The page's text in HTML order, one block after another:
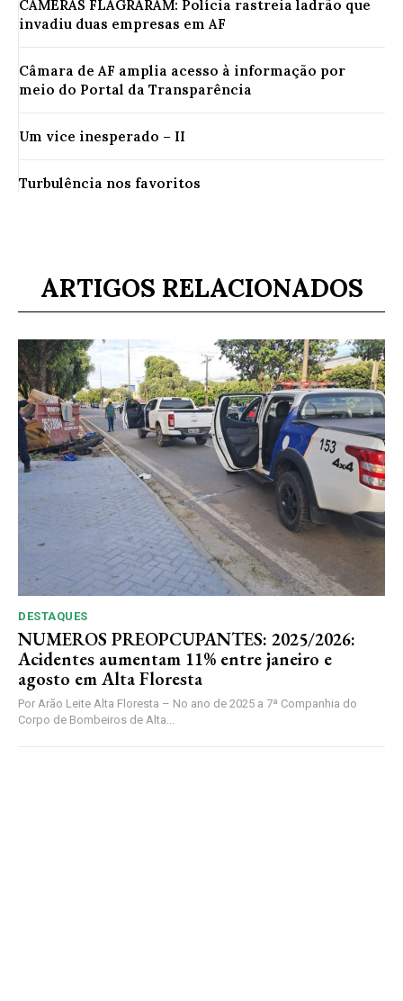
CÂMERAS FLAGRARAM: Polícia rastreia ladrão que
invadiu duas empresas em AF
Câmara de AF amplia acesso à informação por
meio do Portal da Transparência
Um vice inesperado – II
Turbulência nos favoritos
ARTIGOS RELACIONADOS
DESTAQUES
NUMEROS PREOPCUPANTES: 2025/2026:
Acidentes aumentam 11% entre janeiro e
agosto em Alta Floresta
Por Arão Leite Alta Floresta – No ano de 2025 a 7ª Companhia do
Corpo de Bombeiros de Alta...